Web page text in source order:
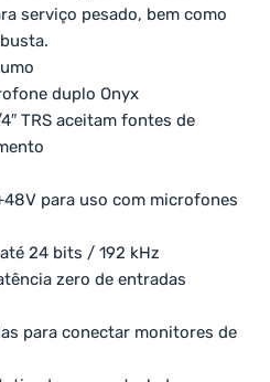
serviço pesado, bem como
duplo Onyx
TRS aceitam fontes de
para uso com microfones
24 bits / 192 kHz
zero de entradas
para conectar monitores de